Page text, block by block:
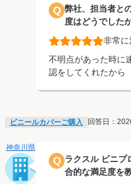
Q 弊社、担当者と
度はどうでした
非常に
不明点があった時に
認をしてくれたから
ビニールカバーご購入 回答日：
神奈川県
Q ラクスル ビニプ
合的な満足度を